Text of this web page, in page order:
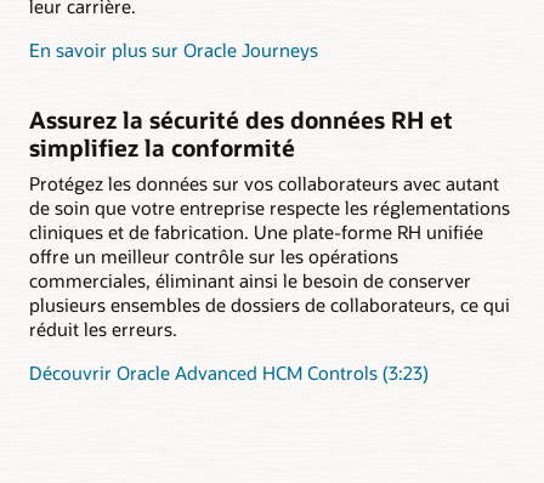
leur carrière.
En savoir plus sur Oracle Journeys
Assurez la sécurité des données RH et
simplifiez la conformité
Protégez les données sur vos collaborateurs avec autant
de soin que votre entreprise respecte les réglementations
cliniques et de fabrication. Une plate-forme RH unifiée
offre un meilleur contrôle sur les opérations
commerciales, éliminant ainsi le besoin de conserver
plusieurs ensembles de dossiers de collaborateurs, ce qui
réduit les erreurs.
Découvrir Oracle Advanced HCM Controls (3:23)